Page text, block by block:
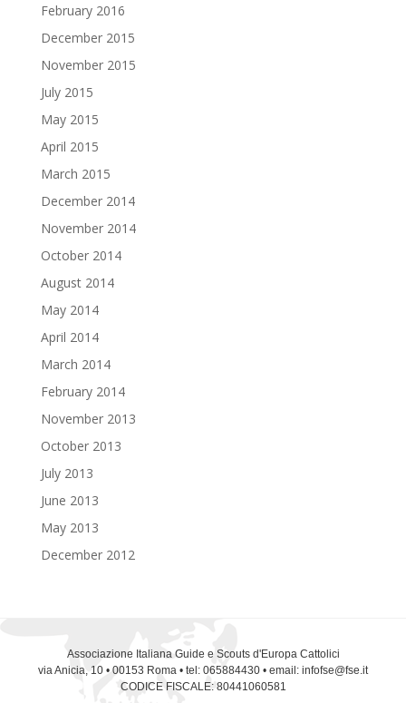
February 2016
December 2015
November 2015
July 2015
May 2015
April 2015
March 2015
December 2014
November 2014
October 2014
August 2014
May 2014
April 2014
March 2014
February 2014
November 2013
October 2013
July 2013
June 2013
May 2013
December 2012
Associazione Italiana Guide e Scouts d'Europa Cattolici
via Anicia, 10 • 00153 Roma • tel: 065884430 • email: infofse@fse.it
CODICE FISCALE: 80441060581